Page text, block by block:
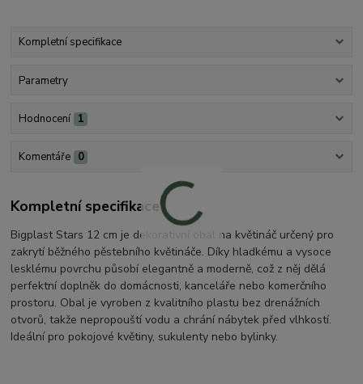
Kompletní specifikace
Parametry
Hodnocení 1
Komentáře 0
Kompletní specifikace
Bigplast Stars 12 cm je dekorativní obal na květináč určený pro
zakrytí běžného pěstebního květináče. Díky hladkému a vysoce
lesklému povrchu působí elegantně a moderně, což z něj dělá
perfektní doplněk do domácnosti, kanceláře nebo komerčního
prostoru. Obal je vyroben z kvalitního plastu bez drenážních
otvorů, takže nepropouští vodu a chrání nábytek před vlhkostí.
Ideální pro pokojové květiny, sukulenty nebo bylinky.